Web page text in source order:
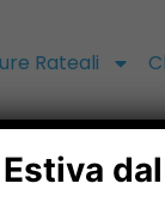
Rateali